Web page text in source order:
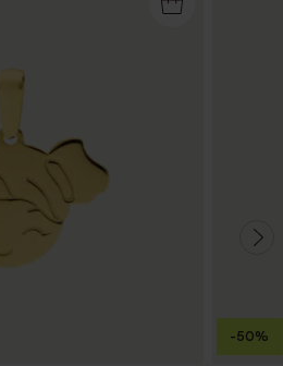
-50%